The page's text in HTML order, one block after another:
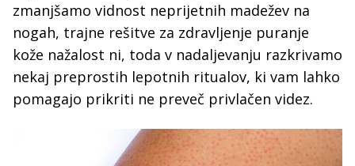
zmanjšamo vidnost neprijetnih madežev na
nogah, trajne rešitve za zdravljenje puranje
kože nažalost ni, toda v nadaljevanju razkrivamo
nekaj preprostih lepotnih ritualov, ki vam lahko
pomagajo prikriti ne preveč privlačen videz.